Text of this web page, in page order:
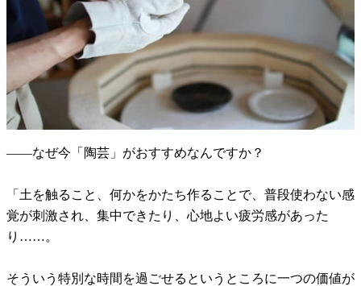
——なぜ今「陶芸」がおすすめなんですか？
「土を触ること、何かをかたち作ることで、普段使わない感
覚が刺激され、集中できたり、心地よい疲労感があった
り……。
そういう特別な時間を過ごせるというところに一つの価値が